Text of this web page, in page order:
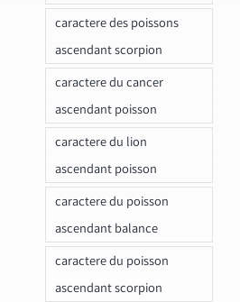
caractere des poissons
ascendant scorpion
caractere du cancer
ascendant poisson
caractere du lion
ascendant poisson
caractere du poisson
ascendant balance
caractere du poisson
ascendant scorpion